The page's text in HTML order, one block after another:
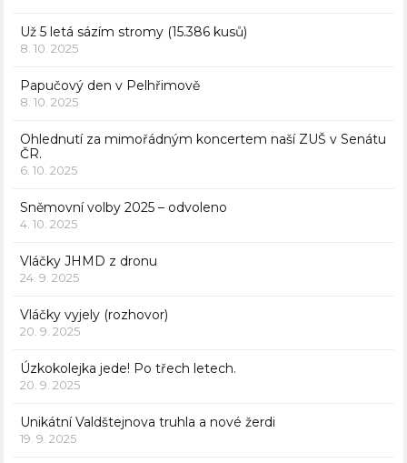
Už 5 letá sázím stromy (15.386 kusů)
8. 10. 2025
Papučový den v Pelhřimově
8. 10. 2025
Ohlednutí za mimořádným koncertem naší ZUŠ v Senátu
ČR.
6. 10. 2025
Sněmovní volby 2025 – odvoleno
4. 10. 2025
Vláčky JHMD z dronu
24. 9. 2025
Vláčky vyjely (rozhovor)
20. 9. 2025
Úzkokolejka jede! Po třech letech.
20. 9. 2025
Unikátní Valdštejnova truhla a nové žerdi
19. 9. 2025